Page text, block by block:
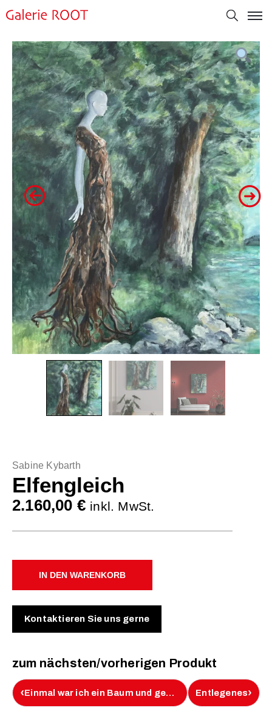
Sabine Kybarth
Elfengleich
2.160,00 € inkl. MwSt.
IN DEN WARENKORB
Kontaktieren Sie uns gerne
zum nächsten/vorherigen Produkt
‹ Einmal war ich ein Baum und gebunden Entlegenes›